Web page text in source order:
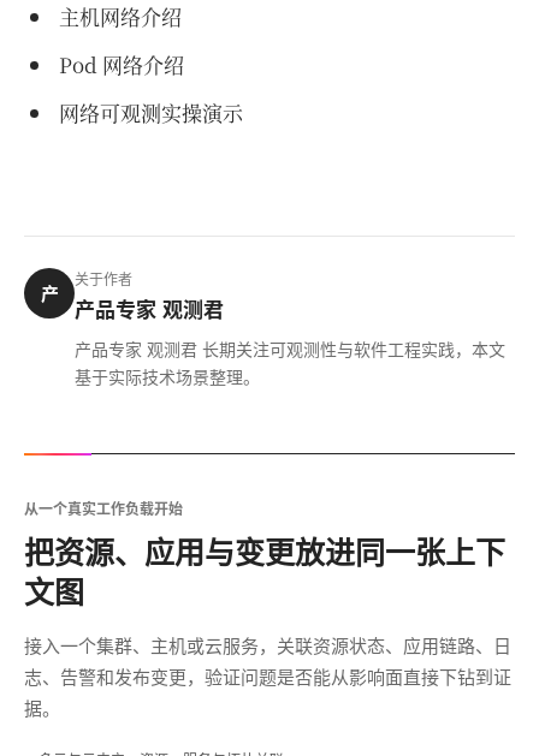
主机网络介绍
Pod 网络介绍
网络可观测实操演示
产
关于作者
产品专家 观测君
产品专家 观测君 长期关注可观测性与软件工程实践，本文
基于实际技术场景整理。
从一个真实工作负载开始
把资源、应用与变更放进同一张上下
文图
接入一个集群、主机或云服务，关联资源状态、应用链路、日
志、告警和发布变更，验证问题是否能从影响面直接下钻到证
据。